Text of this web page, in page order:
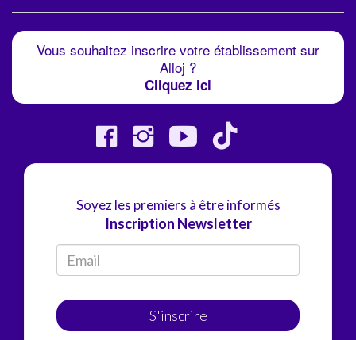
Vous souhaitez inscrire votre établissement sur
Alloj ?
Cliquez ici
Soyez les premiers à être informés
Inscription Newsletter
S'inscrire